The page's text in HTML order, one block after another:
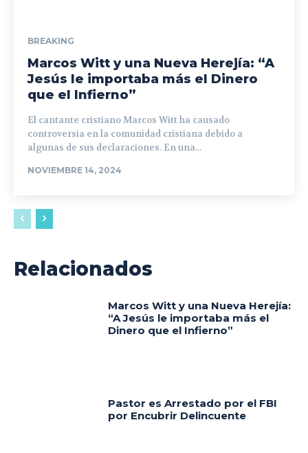
BREAKING
Marcos Witt y una Nueva Herejía: “A
Jesús le importaba más el Dinero
que el Infierno”
El cantante cristiano Marcos Witt ha causado
controversia en la comunidad cristiana debido a
algunas de sus declaraciones. En una...
NOVIEMBRE 14, 2024
Relacionados
Marcos Witt y una Nueva Herejía:
“A Jesús le importaba más el
Dinero que el Infierno”
Pastor es Arrestado por el FBI
por Encubrir Delincuente